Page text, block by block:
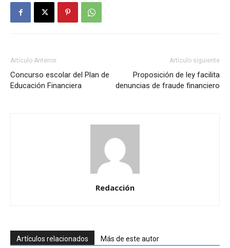
Artículo Anterior
Concurso escolar del Plan de
Educación Financiera
Artículo siguiente
Proposición de ley facilita
denuncias de fraude financiero
Redacción
Artículos relacionados Más de este autor